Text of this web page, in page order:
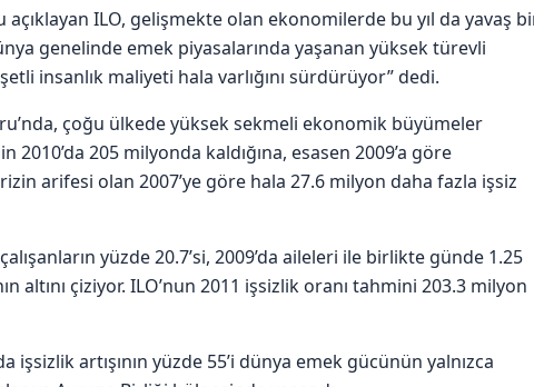
açıklayan ILO, gelişmekte olan ekonomilerde bu yıl da yavaş
genelinde emek piyasalarında yaşanan yüksek türevli
insanlık maliyeti hala varlığını sürdürüyor” dedi.
çoğu ülkede yüksek sekmeli ekonomik büyümeler
205 milyonda kaldığına, esasen 2009’a göre
arifesi olan 2007’ye göre hala 27.6 milyon daha fazla işsiz
yüzde 20.7’si, 2009’da aileleri ile birlikte günde 1.25
altını çiziyor. ILO’nun 2011 işsizlik oranı tahmini 203.3 milyon
işsizlik artışının yüzde 55’i dünya emek gücünün yalnızca